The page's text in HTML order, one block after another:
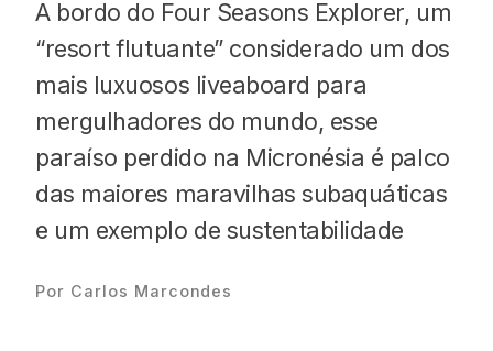
Proudly
A bordo do Four Seasons Explorer, um
“resort flutuante” considerado um dos
mais luxuosos liveaboard para
mergulhadores do mundo, esse
paraíso perdido na Micronésia é palco
das maiores maravilhas subaquáticas
e um exemplo de sustentabilidade
Por Carlos Marcondes